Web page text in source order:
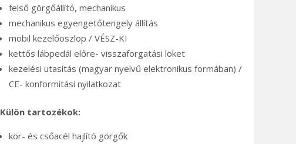
felső görgőállító, mechanikus
mechanikus egyengetőtengely állítás
mobil kezelőoszlop / VÉSZ-KI
kettős lábpedál előre- visszaforgatási löket
kezelési utasítás (magyar nyelvű elektronikus formában) /
CE- konformitási nyilatkozat
Külön tartozékok:
kör- és csőacél hajlító görgők